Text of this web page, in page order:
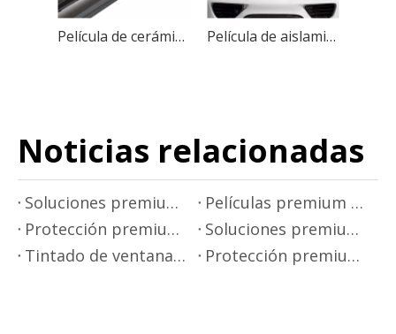
Película de cerámica para ventanas para automóviles, tinte automotriz para privacidad Película de aislamiento térmico para automóviles Tinte de vidrio para automóviles
Noticias relacionadas
Soluciones premium para tintado de ventanillas de automóviles - Mr.film
Películas premium para rotulación de automóviles de Mr.film
Protección premium de pintura para automóviles - Mr.Film
Soluciones premium de películas para ventanas de automóviles de Mr.Film
Tintado de ventanas premium con Mr.Film
Protección premium de pintura para automóviles de Mr.Film